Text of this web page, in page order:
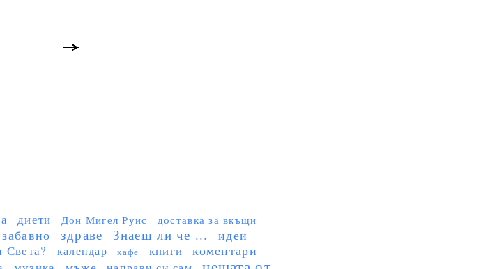
диети Дон Мигел Руис доставка за вкъщи
забавно здраве Знаеш ли че ... идеи
Света? календар кафе книги коментари